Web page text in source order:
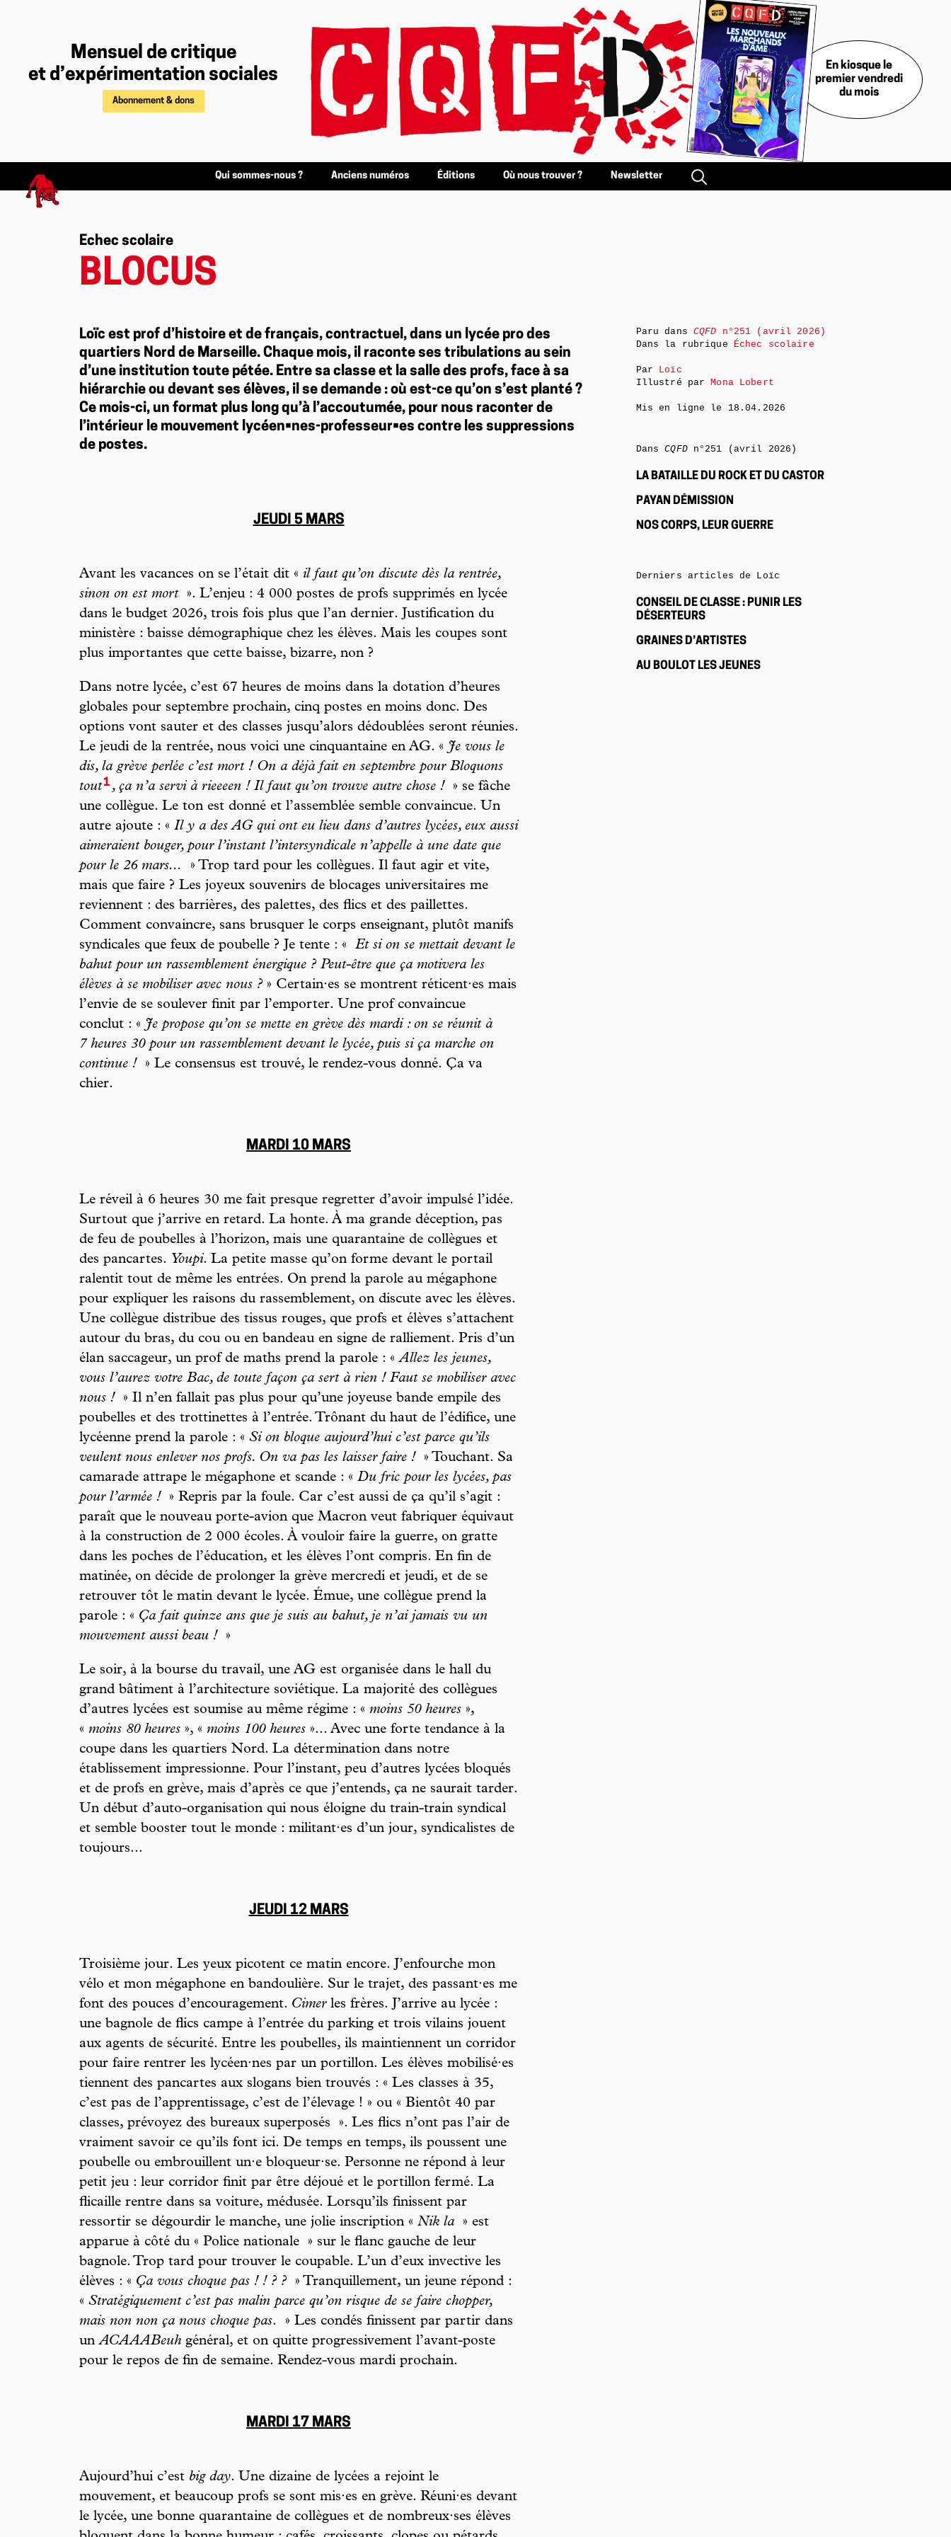
Mensuel de critique
et d’expérimentation sociales
Abonnement & dons
En kiosque le
premier vendredi
du mois
Qui sommes-nous ? Anciens numéros Éditions Où nous trouver ? Newsletter
Echec scolaire
BLOCUS
Loïc est prof d’histoire et de français, contractuel, dans un lycée pro des
quartiers Nord de Marseille. Chaque mois, il raconte ses tribulations au sein
d’une institution toute pétée. Entre sa classe et la salle des profs, face à sa
hiérarchie ou devant ses élèves, il se demande : où est-ce qu’on s’est planté ?
Ce mois-ci, un format plus long qu’à l’accoutumée, pour nous raconter de
l’intérieur le mouvement lycéen•nes-professeur•es contre les suppressions
de postes.
JEUDI 5 MARS
Avant les vacances on se l’était dit « il faut qu’on discute dès la rentrée,
sinon on est mort ». L’enjeu : 4 000 postes de profs supprimés en lycée
dans le budget 2026, trois fois plus que l’an dernier. Justification du
ministère : baisse démographique chez les élèves. Mais les coupes sont
plus importantes que cette baisse, bizarre, non ?
Dans notre lycée, c’est 67 heures de moins dans la dotation d’heures
globales pour septembre prochain, cinq postes en moins donc. Des
options vont sauter et des classes jusqu’alors dédoublées seront réunies.
Le jeudi de la rentrée, nous voici une cinquantaine en AG. «Je vous le
dis, la grève perlée c’est mort ! On a déjà fait en septembre pour Bloquons
tout1 , ça n’a servi à rieeeen ! Il faut qu’on trouve autre chose ! » se fâche
une collègue. Le ton est donné et l’assemblée semble convaincue. Un
autre ajoute : « Il y a des AG qui ont eu lieu dans d’autres lycées, eux aussi
aimeraient bouger, pour l’instant l’intersyndicale n’appelle à une date que
pour le 26 mars...
» Trop tard pour les collègues. Il faut agir et vite,
mais que faire ? Les joyeux souvenirs de blocages universitaires me
reviennent : des barrières, des palettes, des flics et des paillettes.
Comment convaincre, sans brusquer le corps enseignant, plutôt manifs
syndicales que feux de poubelle ? Je tente : «
Et si on se mettait devant le
bahut pour un rassemblement énergique ? Peut-être que ça motivera les
élèves à se mobiliser avec nous ? » Certain·es se montrent réticent·es mais
l’envie de se soulever finit par l’emporter. Une prof convaincue
conclut : «Je propose qu’on se mette en grève dès mardi : on se réunit à
7 heures 30 pour un rassemblement devant le lycée, puis si ça marche on
continue ! » Le consensus est trouvé, le rendez-vous donné. Ça va
chier.
MARDI 10 MARS
Le réveil à 6 heures 30 me fait presque regretter d’avoir impulsé l’idée.
Surtout que j’arrive en retard. La honte. À ma grande déception, pas
de feu de poubelles à l’horizon, mais une quarantaine de collègues et
des pancartes. Youpi. La petite masse qu’on forme devant le portail
ralentit tout de même les entrées. On prend la parole au mégaphone
pour expliquer les raisons du rassemblement, on discute avec les élèves.
Une collègue distribue des tissus rouges, que profs et élèves s’attachent
autour du bras, du cou ou en bandeau en signe de ralliement. Pris d’un
élan saccageur, un prof de maths prend la parole : «Allez les jeunes,
vous l’aurez votre Bac, de toute façon ça sert à rien ! Faut se mobiliser avec
nous ! » Il n’en fallait pas plus pour qu’une joyeuse bande empile des
poubelles et des trottinettes à l’entrée. Trônant du haut de l’édifice, une
lycéenne prend la parole : « Si on bloque aujourd’hui c’est parce qu’ils
veulent nous enlever nos profs. On va pas les laisser faire ! » Touchant. Sa
camarade attrape le mégaphone et scande : « Du fric pour les lycées, pas
pour l’armée ! » Repris par la foule. Car c’est aussi de ça qu’il s’agit :
paraît que le nouveau porte-avion que Macron veut fabriquer équivaut
à la construction de 2 000 écoles. À vouloir faire la guerre, on gratte
dans les poches de l’éducation, et les élèves l’ont compris. En fin de
matinée, on décide de prolonger la grève mercredi et jeudi, et de se
retrouver tôt le matin devant le lycée. Émue, une collègue prend la
parole : « Ça fait quinze ans que je suis au bahut, je n’ai jamais vu un
mouvement aussi beau ! »
Le soir, à la bourse du travail, une AG est organisée dans le hall du
grand bâtiment à l’architecture soviétique. La majorité des collègues
d’autres lycées est soumise au même régime : « moins 50 heures »,
« moins 80 heures », « moins 100 heures »... Avec une forte tendance à la
coupe dans les quartiers Nord. La détermination dans notre
établissement impressionne. Pour l’instant, peu d’autres lycées bloqués
et de profs en grève, mais d’après ce que j’entends, ça ne saurait tarder.
Un début d’auto-organisation qui nous éloigne du train-train syndical
et semble booster tout le monde : militant·es d’un jour, syndicalistes de
toujours...
JEUDI 12 MARS
Troisième jour. Les yeux picotent ce matin encore. J’enfourche mon
vélo et mon mégaphone en bandoulière. Sur le trajet, des passant·es me
font des pouces d’encouragement. Cimerles frères. J’arrive au lycée :
une bagnole de flics campe à l’entrée du parking et trois vilains jouent
aux agents de sécurité. Entre les poubelles, ils maintiennent un corridor
pour faire rentrer les lycéen·nes par un portillon. Les élèves mobilisé·es
tiennent des pancartes aux slogans bien trouvés : « Les classes à 35,
c’est pas de l’apprentissage, c’est de l’élevage ! » ou « Bientôt 40 par
classes, prévoyez des bureaux superposés
». Les flics n’ont pas l’air de
vraiment savoir ce qu’ils font ici. De temps en temps, ils poussent une
poubelle ou embrouillent un·e bloqueur·se. Personne ne répond à leur
petit jeu : leur corridor finit par être déjoué et le portillon fermé. La
flicaille rentre dans sa voiture, médusée. Lorsqu’ils finissent par
ressortir se dégourdir le manche, une jolie inscription « Nik la » est
apparue à côté du « Police nationale » sur le flanc gauche de leur
bagnole. Trop tard pour trouver le coupable. L’un d’eux invective les
élèves : « Ça vous choque pas ! ! ? ? » Tranquillement, un jeune répond :
« Stratégiquement c’est pas malin parce qu’on risque de se faire chopper,
mais non non ça nous choque pas.
» Les condés finissent par partir dans
unACAAABeuh général, et on quitte progressivement l’avant-poste
pour le repos de fin de semaine. Rendez-vous mardi prochain.
MARDI 17 MARS
Aujourd’hui c’est big day. Une dizaine de lycées a rejoint le
mouvement, et beaucoup profs se sont mis·es en grève. Réuni·es devant
le lycée, une bonne quarantaine de collègues et de nombreux·ses élèves
Paru dans CQFD n°251 (avril 2026)
Dans la rubrique Échec scolaire
Par Loïc
Illustré parMona Lobert
Mis en ligne le 18.04.2026
DansCQFDn°251 (avril 2026)
LA BATAILLE DU ROCK ET DU CASTOR
PAYAN DÉMISSION
NOS CORPS, LEUR GUERRE
Derniers articles de Loïc
CONSEIL DE CLASSE : PUNIR LES
DÉSERTEURS
GRAINES D’ARTISTES
AU BOULOT LES JEUNES